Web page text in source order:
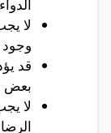
الدواء
لا
قد
بعض
لا